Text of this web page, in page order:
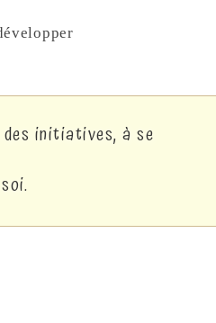
initiatives, à se